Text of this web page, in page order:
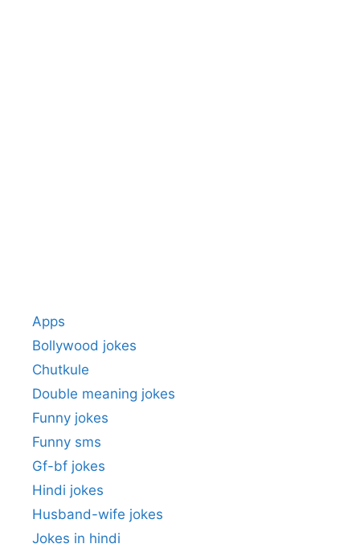
Apps
Bollywood jokes
Chutkule
Double meaning jokes
Funny jokes
Funny sms
Gf-bf jokes
Hindi jokes
Husband-wife jokes
Jokes in hindi